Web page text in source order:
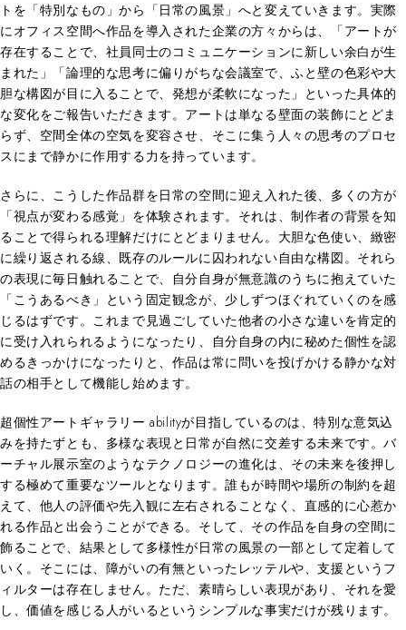
トを「特別なもの」から「日常の風景」へと変えていきます。実際
にオフィス空間へ作品を導入された企業の方々からは、「アートが
存在することで、社員同士のコミュニケーションに新しい余白が生
まれた」「論理的な思考に偏りがちな会議室で、ふと壁の色彩や大
胆な構図が目に入ることで、発想が柔軟になった」といった具体的
な変化をご報告いただきます。アートは単なる壁面の装飾にとどま
らず、空間全体の空気を変容させ、そこに集う人々の思考のプロセ
スにまで静かに作用する力を持っています。
さらに、こうした作品群を日常の空間に迎え入れた後、多くの方が
「視点が変わる感覚」を体験されます。それは、制作者の背景を知
ることで得られる理解だけにとどまりません。大胆な色使い、緻密
に繰り返される線、既存のルールに囚われない自由な構図。それら
の表現に毎日触れることで、自分自身が無意識のうちに抱えていた
「こうあるべき」という固定観念が、少しずつほぐれていくのを感
じるはずです。これまで見過ごしていた他者の小さな違いを肯定的
に受け入れられるようになったり、自分自身の内に秘めた個性を認
めるきっかけになったりと、作品は常に問いを投げかける静かな対
話の相手として機能し始めます。
超個性アートギャラリー abilityが目指しているのは、特別な意気込
みを持たずとも、多様な表現と日常が自然に交差する未来です。バ
ーチャル展示室のようなテクノロジーの進化は、その未来を後押し
する極めて重要なツールとなります。誰もが時間や場所の制約を超
えて、他人の評価や先入観に左右されることなく、直感的に心惹か
れる作品と出会うことができる。そして、その作品を自身の空間に
飾ることで、結果として多様性が日常の風景の一部として定着して
いく。そこには、障がいの有無といったレッテルや、支援というフ
ィルターは存在しません。ただ、素晴らしい表現があり、それを愛
し、価値を感じる人がいるというシンプルな事実だけが残ります。